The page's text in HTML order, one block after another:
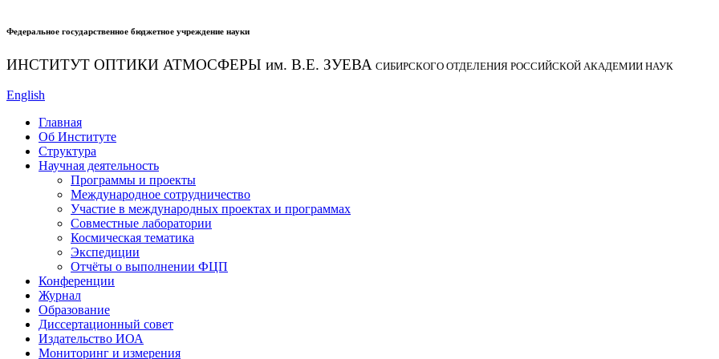
Федеральное государственное бюджетное учреждение науки
ИНСТИТУТ ОПТИКИ АТМОСФЕРЫ им. В.Е. ЗУЕВА СИБИРСКОГО ОТДЕЛЕНИЯ РОССИЙСКОЙ АКАДЕМИИ НАУК
English
Главная
Об Институте
Структура
Научная деятельность
Программы и проекты
Международное сотрудничество
Участие в международных проектах и программах
Совместные лаборатории
Космическая тематика
Экспедиции
Отчёты о выполнении ФЦП
Конференции
Журнал
Образование
Диссертационный совет
Издательство ИОА
Мониторинг и измерения